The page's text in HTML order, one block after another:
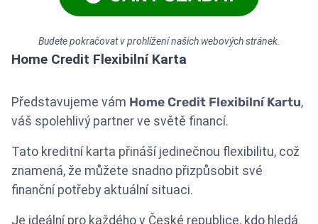
Budete pokračovat v prohlížení našich webových stránek.
Home Credit Flexibilní Karta
Představujeme vám Home Credit Flexibilní Kartu,
váš spolehlivý partner ve světě financí.
Tato kreditní karta přináší jedinečnou flexibilitu, což
znamená, že můžete snadno přizpůsobit své
finanční potřeby aktuální situaci.
Je ideální pro každého v České republice, kdo hledá